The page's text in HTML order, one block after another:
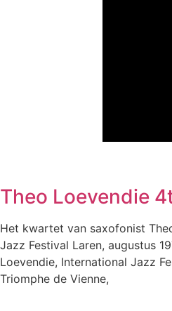
Theo Loevendie
Het kwartet van saxofonist
Jazz Festival Laren, augustus
Loevendie, International Jazz
Triomphe de Vienne,